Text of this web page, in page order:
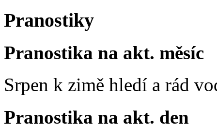
Pranostiky
Pranostika na akt. měsíc
Srpen k zimě hledí a rád
Pranostika na akt. den